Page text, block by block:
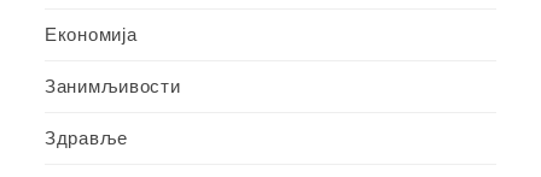
Економија
Занимљивости
Здравље